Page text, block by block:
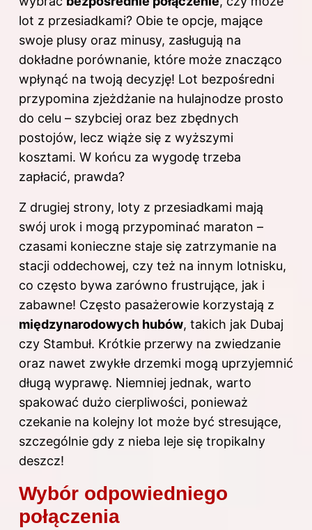
lot z przesiadkami? Obie te opcje, mające
swoje plusy oraz minusy, zasługują na
dokładne porównanie, które może znacząco
wpłynąć na twoją decyzję! Lot bezpośredni
przypomina zjeżdżanie na hulajnodze prosto
do celu – szybciej oraz bez zbędnych
postojów, lecz wiąże się z wyższymi
kosztami. W końcu za wygodę trzeba
zapłacić, prawda?
Z drugiej strony, loty z przesiadkami mają
swój urok i mogą przypominać maraton –
czasami konieczne staje się zatrzymanie na
stacji oddechowej, czy też na innym lotnisku,
co często bywa zarówno frustrujące, jak i
zabawne! Często pasażerowie korzystają z
międzynarodowych hubów, takich jak Dubaj
czy Stambuł. Krótkie przerwy na zwiedzanie
oraz nawet zwykłe drzemki mogą uprzyjemnić
długą wyprawę. Niemniej jednak, warto
spakować dużo cierpliwości, ponieważ
czekanie na kolejny lot może być stresujące,
szczególnie gdy z nieba leje się tropikalny
deszcz!
Wybór odpowiedniego
połączenia